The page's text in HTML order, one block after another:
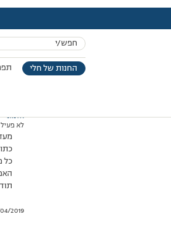
Search
for:החנות של חלי
עמוד הבית>דיונים>פורום>מעדנים
מוצגות 2 תגובות – 1 עד 2 (מתוך 2 סה״כ)
13/11/2010 בשעה
אלמוני
לא פעיל
כתוב 92
כל
13/04/2019